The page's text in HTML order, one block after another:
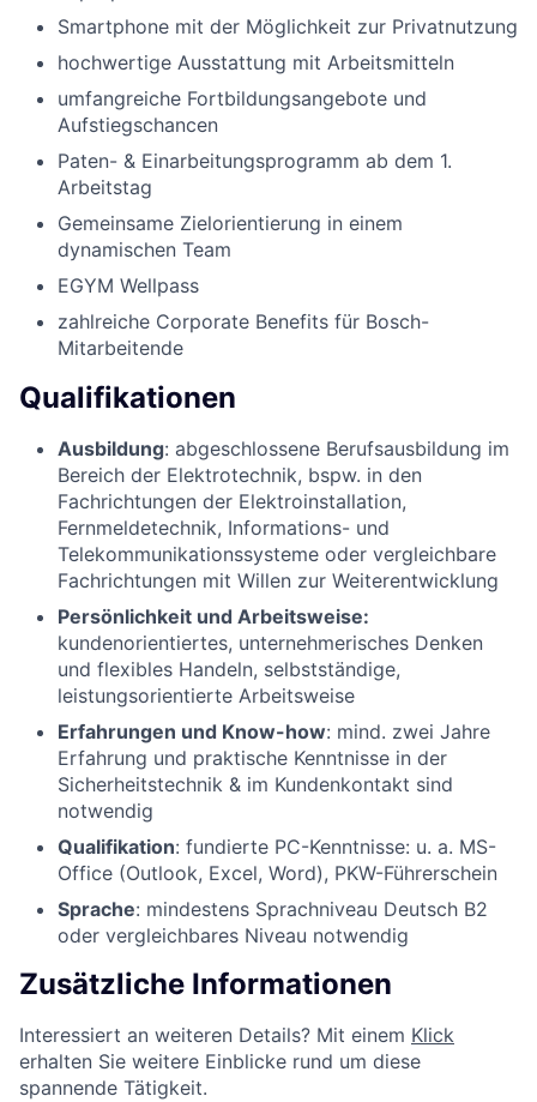
Smartphone mit der Möglichkeit zur Privatnutzung
hochwertige Ausstattung mit Arbeitsmitteln
umfangreiche Fortbildungsangebote und
Aufstiegschancen
Paten- & Einarbeitungsprogramm ab dem 1.
Arbeitstag
Gemeinsame Zielorientierung in einem
dynamischen Team
EGYM Wellpass
zahlreiche Corporate Benefits für Bosch-
Mitarbeitende
Qualifikationen
Ausbildung: abgeschlossene Berufsausbildung im
Bereich der Elektrotechnik, bspw. in den
Fachrichtungen der Elektroinstallation,
Fernmeldetechnik, Informations- und
Telekommunikationssysteme oder vergleichbare
Fachrichtungen mit Willen zur Weiterentwicklung
Persönlichkeit und Arbeitsweise:
kundenorientiertes, unternehmerisches Denken
und flexibles Handeln, selbstständige,
leistungsorientierte Arbeitsweise
Erfahrungen und Know-how: mind. zwei Jahre
Erfahrung und praktische Kenntnisse in der
Sicherheitstechnik & im Kundenkontakt sind
notwendig
Qualifikation: fundierte PC-Kenntnisse: u. a. MS-
Office (Outlook, Excel, Word), PKW-Führerschein
Sprache: mindestens Sprachniveau Deutsch B2
oder vergleichbares Niveau notwendig
Zusätzliche Informationen
Interessiert an weiteren Details? Mit einem Klick
erhalten Sie weitere Einblicke rund um diese
spannende Tätigkeit.